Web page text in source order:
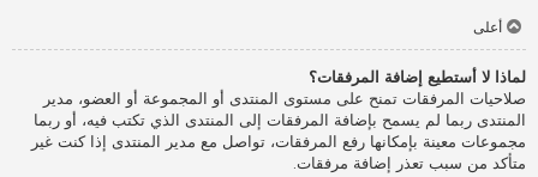
أعلى
لماذا لا أستطيع إضافة المرفقات؟
صلاحيات المرفقات تمنح على مستوى المنتدى أو المجموعة أو العضو، مدير
المنتدى ربما لم يسمح بإضافة المرفقات إلى المنتدى الذي تكتب فيه، أو ربما
مجموعات معينة بإمكانها رفع المرفقات، تواصل مع مدير المنتدى إذا كنت غير
متأكد من سبب تعذر إضافة مرفقات.